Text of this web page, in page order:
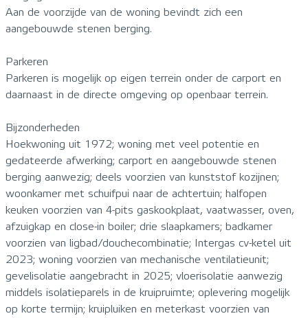
Aan de voorzijde van de woning bevindt zich een
aangebouwde stenen berging.
Parkeren
Parkeren is mogelijk op eigen terrein onder de carport en
daarnaast in de directe omgeving op openbaar terrein.
Bijzonderheden
Hoekwoning uit 1972; woning met veel potentie en
gedateerde afwerking; carport en aangebouwde stenen
berging aanwezig; deels voorzien van kunststof kozijnen;
woonkamer met schuifpui naar de achtertuin; halfopen
keuken voorzien van 4-pits gaskookplaat, vaatwasser, oven,
afzuigkap en close-in boiler; drie slaapkamers; badkamer
voorzien van ligbad/douchecombinatie; Intergas cv-ketel uit
2023; woning voorzien van mechanische ventilatieunit;
gevelisolatie aangebracht in 2025; vloerisolatie aanwezig
middels isolatieparels in de kruipruimte; oplevering mogelijk
op korte termijn; kruipluiken en meterkast voorzien van